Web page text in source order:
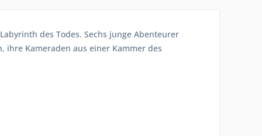
des Todes. Sechs junge Abenteurer
ihre Kameraden aus einer Kammer des